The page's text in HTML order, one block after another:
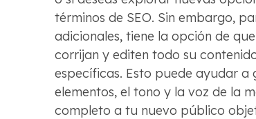
términos de SEO. Sin embargo,
adicionales, tiene la opción de
corrijan y editen todo su
específicas. Esto puede ayudar a
elementos, el tono y la voz de la
completo a tu nuevo público